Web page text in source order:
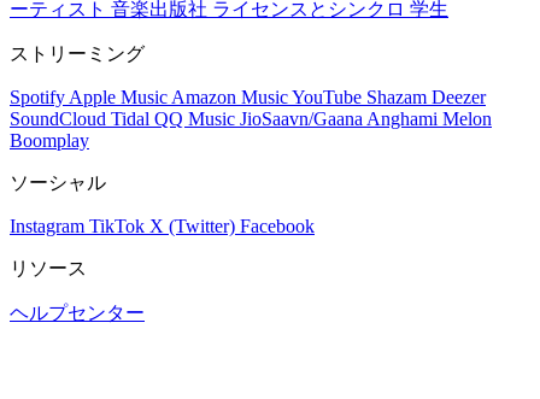
ーティスト 音楽出版社 ライセンスとシンクロ 学生
ストリーミング
Spotify Apple Music Amazon MusicYouTube Shazam Deezer
SoundCloud Tidal QQ Music JioSaavn/Gaana Anghami Melon
Boomplay
ソーシャル
Instagram TikTok X (Twitter) Facebook
リソース
ヘルプセンター